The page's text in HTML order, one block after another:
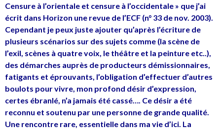
Censure à l’orientale et censure à l’occidentale » que j’ai
écrit dans Horizon une revue de l’ECF (n° 33 de nov. 2003).
Cependant je peux juste ajouter qu’après l’écriture de
plusieurs scénarios sur des sujets comme (la scène de
l’exil, scènes à quatre voix, le théâtre et la peinture etc..),
des démarches auprès de producteurs démissionnaires,
fatigants et éprouvants, l’obligation d’effectuer d’autres
boulots pour vivre, mon profond désir d’expression,
certes ébranlé, n’a jamais été cassé…. Ce désir a été
reconnu et soutenu par une personne de grande qualité.
Une rencontre rare, essentielle dans ma vie d’ici. La